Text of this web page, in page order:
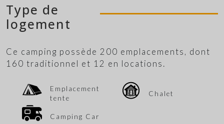
Type de
logement
Ce camping possède 200 emplacements, dont
160 traditionnel et 12 en locations.
Emplacement
tente
Chalet
Camping Car